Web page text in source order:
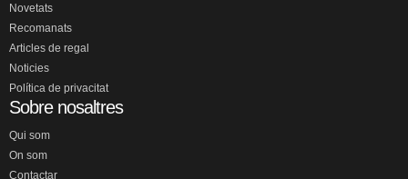
Novetats
Recomanats
Articles de regal
Noticies
Política de privacitat
Sobre nosaltres
Qui som
On som
Contactar